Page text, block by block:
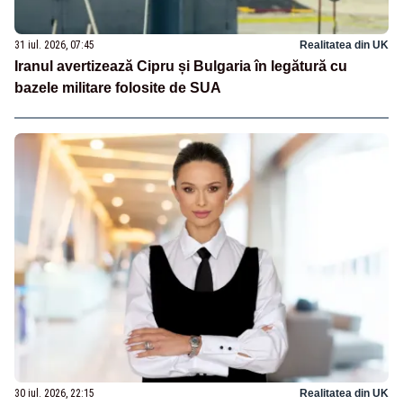
31 iul. 2026, 07:45 Realitatea din UK
Iranul avertizează Cipru și Bulgaria în legătură cu
bazele militare folosite de SUA
30 iul. 2026, 22:15 Realitatea din UK